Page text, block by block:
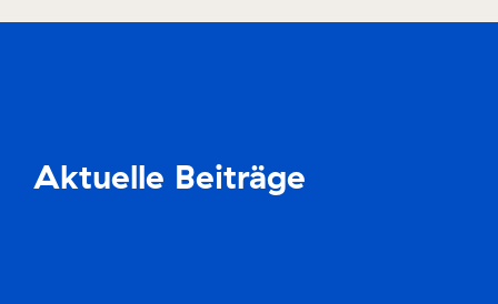
Aktuelle Beiträge